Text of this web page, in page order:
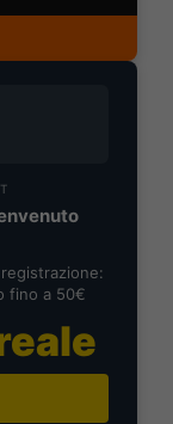
fino a 50€